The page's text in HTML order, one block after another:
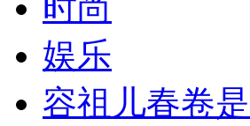
娱乐
容祖儿春卷